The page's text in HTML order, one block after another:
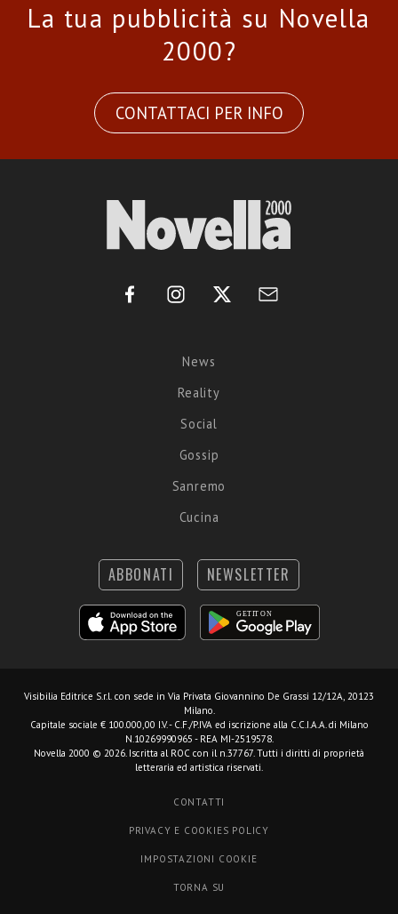
La tua pubblicità su Novella
2000?
CONTATTACI PER INFO
News
Reality
Social
Gossip
Sanremo
Cucina
ABBONATI NEWSLETTER
Visibilia Editrice S.r.l. con sede in Via Privata Giovannino De Grassi 12/12A, 20123
Milano.
Capitale sociale € 100.000,00 I.V. - C.F./P.IVA ed iscrizione alla C.C.I.A.A. di Milano
N.10269990965 - REA MI-2519578.
Novella 2000 © 2026. Iscritta al ROC con il n.37767. Tutti i diritti di proprietà
letteraria ed artistica riservati.
CONTATTI
PRIVACY E COOKIES POLICY
IMPOSTAZIONI COOKIE
TORNA SU